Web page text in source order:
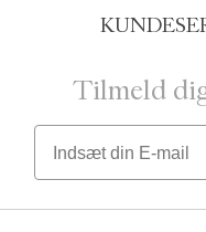
Tilmeld
Email